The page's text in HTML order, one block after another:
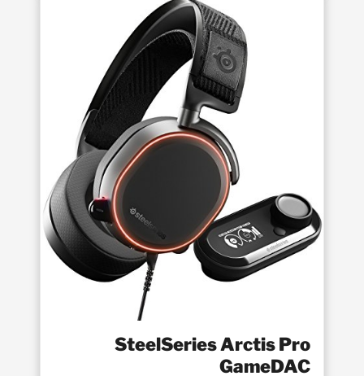
SteelSeries Arctis Pro
GameDAC